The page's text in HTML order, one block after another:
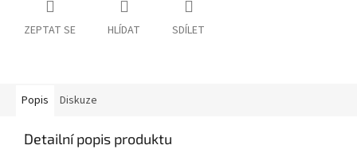
ZEPTAT SE HLÍDAT SDÍLET
Popis Diskuze
Detailní popis produktu